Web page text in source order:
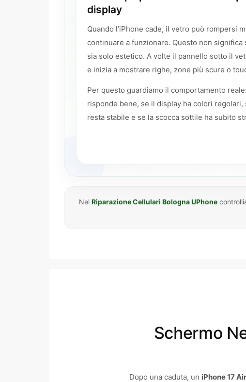
display
Quando l’iPhone cade, il vetro può rompersi
continuare a funzionare. Questo non significa
sia solo estetico. A volte il pannello sotto il
e inizia a mostrare righe, zone più scure o
Per questo guardiamo il comportamento
risponde bene, se il display ha colori regolari,
resta stabile e se la scocca sottile ha subito
Nel Riparazione Cellulari Bologna UPhone
Schermo
Dopo una caduta, un iPhone 17 Air